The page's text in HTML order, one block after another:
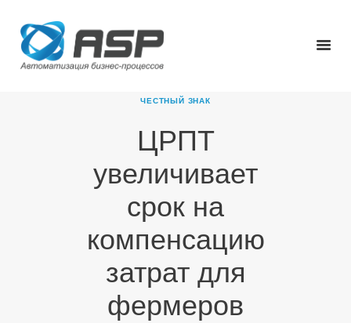
ЧЕСТНЫЙ ЗНАК
ЦРПТ
увеличивает
срок на
компенсацию
затрат для
фермеров
О КОМПАНИИ
НОВОСТИ
КАРЬЕРА
ПАРТНЕРЫ
КОНТАКТЫ